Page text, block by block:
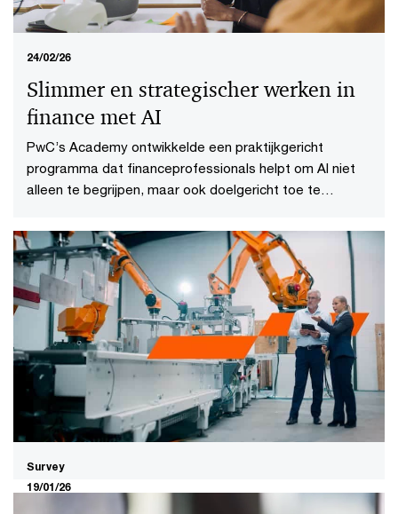
24/02/26
Slimmer en strategischer werken in
finance met AI
PwC’s Academy ontwikkelde een praktijkgericht
programma dat financeprofessionals helpt om AI niet
alleen te begrijpen, maar ook doelgericht toe te
Survey
19/01/26